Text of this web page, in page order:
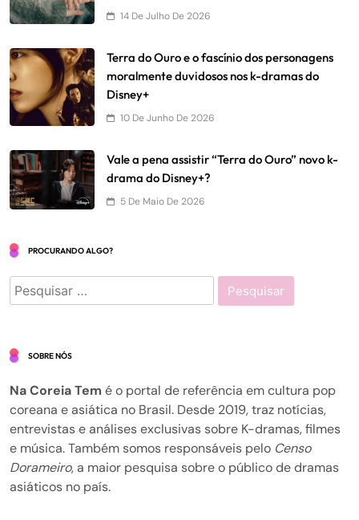
14 De Julho De 2026
Terra do Ouro e o fascínio dos personagens
moralmente duvidosos nos k-dramas do
Disney+
10 De Junho De 2026
Vale a pena assistir “Terra do Ouro” novo k-
drama do Disney+?
5 De Maio De 2026
PROCURANDO ALGO?
Pesquisar
por:
SOBRE NÓS
Na Coreia Tem é o portal de referência em cultura pop
coreana e asiática no Brasil. Desde 2019, traz notícias,
entrevistas e análises exclusivas sobre K-dramas, filmes
e música. Também somos responsáveis pelo Censo
Dorameiro, a maior pesquisa sobre o público de dramas
asiáticos no país.